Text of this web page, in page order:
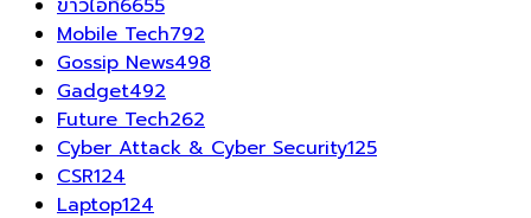
ข่าวไอที6655
Mobile Tech792
Gossip News498
Gadget492
Future Tech262
Cyber Attack & Cyber Security125
CSR124
Laptop124